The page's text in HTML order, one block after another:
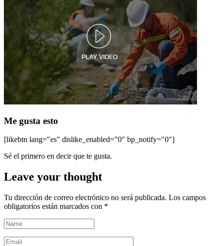
Me gusta esto
[likebtn lang="es" dislike_enabled="0" bp_notify="0"]
Sé el primero en decir que te gusta.
Leave your thought
Tu dirección de correo electrónico no será publicada. Los campos
obligatorios están marcados con *